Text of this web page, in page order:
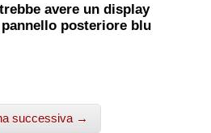
avere un display
posteriore blu
successiva →